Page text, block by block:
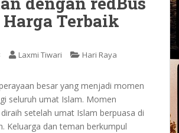
Terbaik
Laxmi Tiwari Hari Raya
besar yang menjadi momen
seluruh umat Islam. Momen
setelah umat Islam berpuasa di
Keluarga dan teman berkumpul